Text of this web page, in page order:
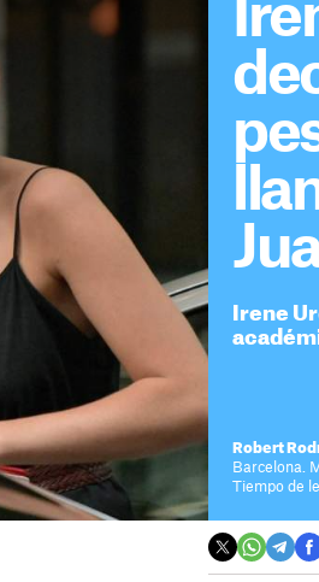
Irene
Robert
Barcelona.
Tiempo de